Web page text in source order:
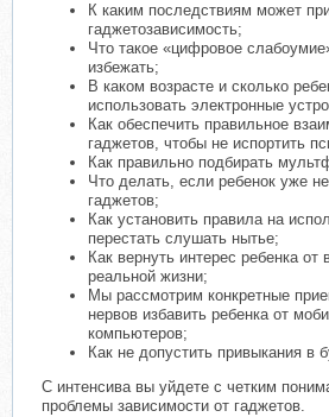
К каким последствиям может
гаджетозависимость;
Что такое «цифровое
избежать;
В каком возрасте и сколько
использовать электронные
Как обеспечить правильное
гаджетов, чтобы не испортить
Как правильно подбирать
Что делать, если ребенок уже
гаджетов;
Как установить правила на
перестать слушать нытье;
Как вернуть интерес ребенка от
реальной жизни;
Мы рассмотрим конкретные
нервов избавить ребенка от
компьютеров;
Как не допустить привыкания в
С интенсива вы уйдете с четким
проблемы зависимости от гаджетов.